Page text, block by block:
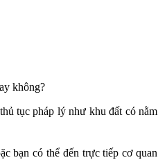
không?
tục pháp lý như khu đất có nằm
bạn có thể đến trực tiếp cơ quan